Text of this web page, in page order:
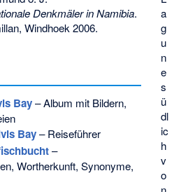
a
g
u
n
e
s
ü
dl
ic
h
v
o
Denkmäler in Namibia.
Windhoek 2006.
Bay– Album mit Bildern,
Bay– Reiseführer
–
Wortherkunft, Synonyme,